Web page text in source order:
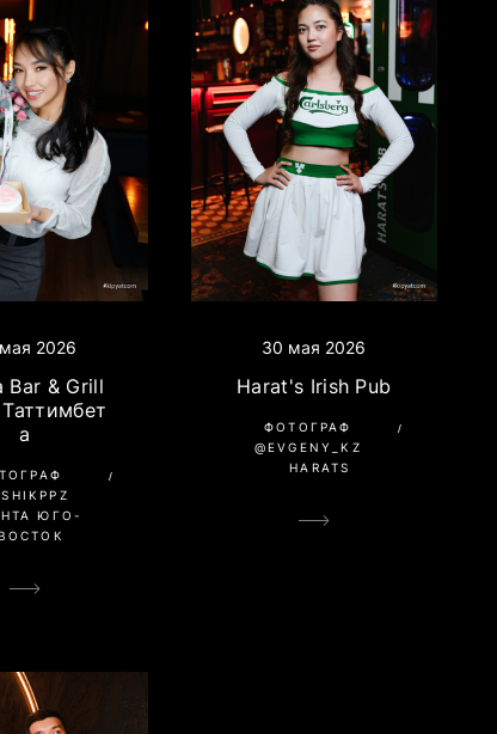
2026
Bar & Grill
а
ЮГО-
30 мая 2026
Harat's Irish Pub
ФОТОГРАФ
@EVGENY_KZ
HARATS